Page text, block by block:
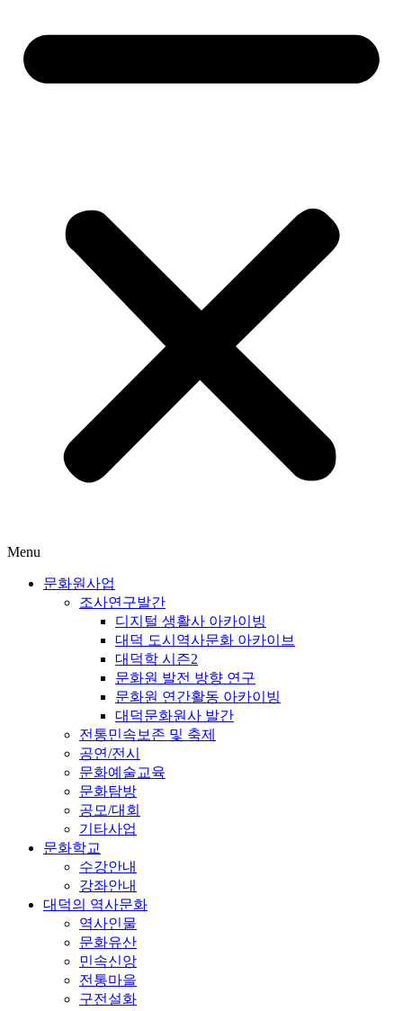
Menu
문화원사업
조사연구발간
디지털 생활사 아카이빙
대덕 도시역사문화 아카이브
대덕학 시즌2
문화원 발전 방향 연구
문화원 연간활동 아카이빙
대덕문화원사 발간
전통민속보존 및 축제
공연/전시
문화예술교육
문화탐방
공모/대회
기타사업
문화학교
수강안내
강좌안내
대덕의 역사문화
역사인물
문화유산
민속신앙
전통마을
구전설화